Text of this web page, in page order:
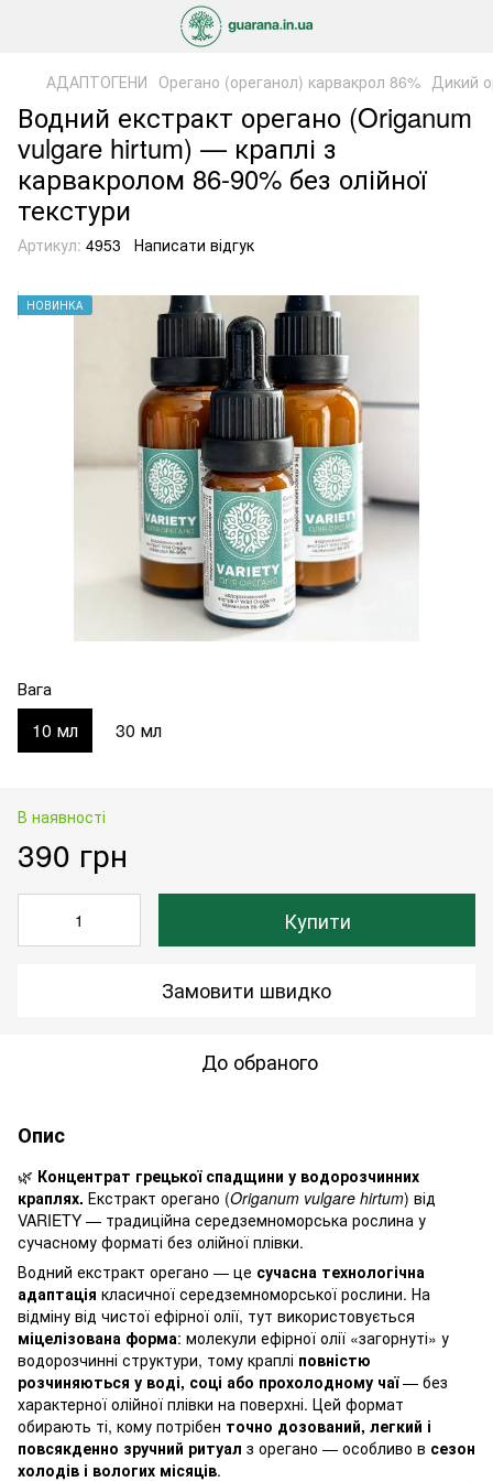
АДАПТОГЕНИ Орегано (ореганол) карвакрол 86% Дикий
Водний екстракт орегано (Origanum
vulgare hirtum) — краплі з
карвакролом 86-90% без олійної
текстури
Артикул: 4953 Написати відгук
НОВИНКА
Вага
10 мл 30 мл
В наявності
390 грн
Купити
Замовити швидко
До обраного
Опис
🌿 Концентрат грецької спадщини у водорозчинних
краплях. Екстракт орегано (Origanum vulgare hirtum) від
VARIETY — традиційна середземноморська рослина у
сучасному форматі без олійної плівки.
Водний екстракт орегано — це сучасна технологічна
адаптація класичної середземноморської рослини. На
відміну від чистої ефірної олії, тут використовується
міцелізована форма: молекули ефірної олії «загорнуті» у
водорозчинні структури, тому краплі повністю
розчиняються у воді, соці або прохолодному чаї— без
характерної олійної плівки на поверхні. Цей формат
обирають ті, кому потрібен точно дозований, легкий і
повсякденно зручний ритуал з орегано — особливо в сезон
холодів і вологих місяців.